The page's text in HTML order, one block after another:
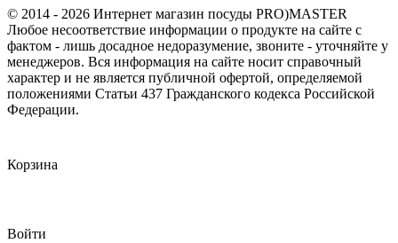
© 2014 - 2026 Интернет магазин посуды PRO)MASTER
Любое несоответствие информации о продукте на сайте с
фактом - лишь досадное недоразумение, звоните - уточняйте у
менеджеров. Вся информация на сайте носит справочный
характер и не является публичной офертой, определяемой
положениями Статьи 437 Гражданского кодекса Российской
Федерации.
Корзина
Войти